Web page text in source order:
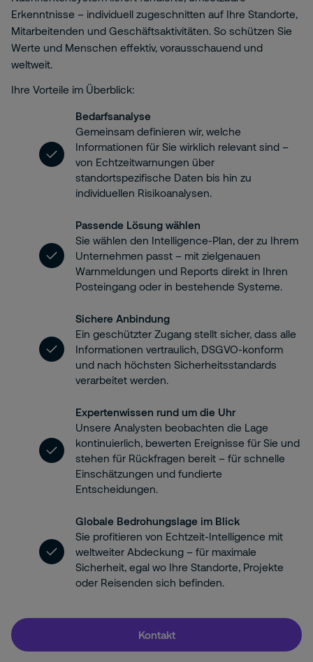
Erkenntnisse – individuell zugeschnitten auf Ihre Standorte,
Mitarbeitenden und Geschäftsaktivitäten. So schützen Sie
Werte und Menschen effektiv, vorausschauend und
weltweit.
Ihre Vorteile im Überblick:
Bedarfsanalyse
Gemeinsam definieren wir, welche
Informationen für Sie wirklich relevant sind –
von Echtzeitwarnungen über
standortspezifische Daten bis hin zu
individuellen Risikoanalysen.
Passende Lösung wählen
Sie wählen den Intelligence-Plan, der zu Ihrem
Unternehmen passt – mit zielgenauen
Warnmeldungen und Reports direkt in Ihren
Posteingang oder in bestehende Systeme.
Sichere Anbindung
Ein geschützter Zugang stellt sicher, dass alle
Informationen vertraulich, DSGVO-konform
und nach höchsten Sicherheitsstandards
verarbeitet werden.
Expertenwissen rund um die Uhr
Unsere Analysten beobachten die Lage
kontinuierlich, bewerten Ereignisse für Sie und
stehen für Rückfragen bereit – für schnelle
Einschätzungen und fundierte
Entscheidungen.
Globale Bedrohungslage im Blick
Sie profitieren von Echtzeit-Intelligence mit
weltweiter Abdeckung – für maximale
Sicherheit, egal wo Ihre Standorte, Projekte
oder Reisenden sich befinden.
Kontakt